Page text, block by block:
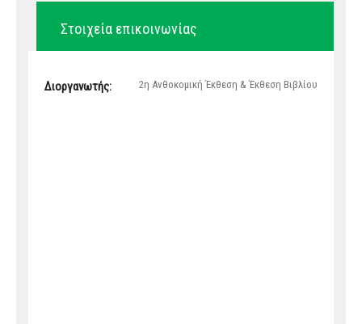
Στοιχεία επικοινωνίας
Διοργανωτής: 2η Ανθοκομική Έκθεση & Έκθεση Βιβλίου